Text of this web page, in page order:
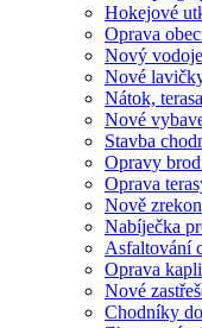
Hokejové
Oprava
Nový
Nové
Nátok,
Nové
Stavba
Opravy
Oprava
Nově
Nabíječka
Asfaltování
Oprava
Nové
Chodníky